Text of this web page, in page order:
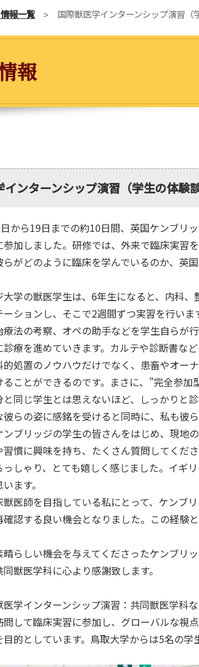
報一覧 国際獣医学インターンシップ演習（
報
ンターンシップ演習（学生の体験談
から19日までの約10日間、英国ケンブリ
参加しました。研修では、外来で臨床実習
がどのように臨床を学んでいるのか、英
学の獣医学生は、6年生になると、内科
ションし、そこで2週間ずつ実習を行い
法の考察、オペの助手などを学生自らが
診療を進めていきます。カルテや診断書な
処置のノウハウだけでなく、患畜やオー
ことができるのです。まさに、”完全参
同じ学生とは思えないほど、しっかりと
らの姿に感銘を受けると同時に、私も彼
ブリッジの学生の皆さんをはじめ、現地
習慣に興味を持ち、たくさん質問してくだ
っしゃり、とても嬉しく感じました。イギ
ます。
医師を目指している私にとって、ケンブ
認する良い機会となりました。この経験
らしい機会を与えてくださったケンブリ
獣医学科に心より感謝致します。
医学インターンシップ演習：共同獣医学科
問して臨床実習に参加し、グローバルな視
的としています。鳥取大学からは5名の